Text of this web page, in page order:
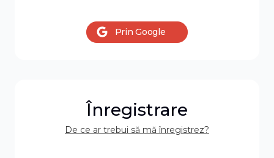
Înregistrare
De ce ar trebui să mă înregistrez?
De ce ar trebui să mă
înregistrez?
Prin Google